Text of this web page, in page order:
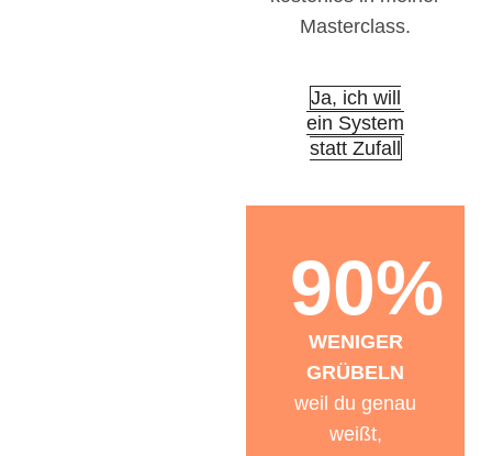
Masterclass.
Ja, ich will
ein System
statt Zufall
90%
WENIGER
GRÜBELN
weil du genau
weißt,